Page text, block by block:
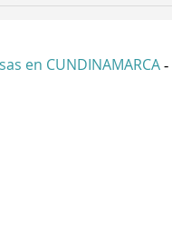
en CUNDINAMARCA -